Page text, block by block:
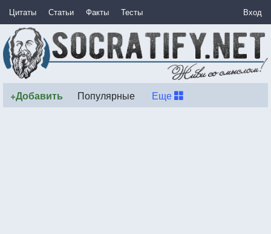
Цитаты Статьи Факты Тесты Вход
+Добавить Популярные Еще